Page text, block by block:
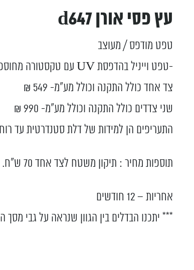
עץ פסי אורן d647
טפט מודפס / מעוצב
-טפט וייניל בהדפסת UV עם טקסטורה מחוספסת עבה ועשירה. עמיד לרטיבות בלבד.
צד אחד כולל התקנה וכולל מע”מ- 549 ₪
שני צדדים כולל התקנה וכולל מע”מ- 990 ₪
התעריפים הן למידות של דלת סטנדרטית עד רוחב 93 ס”מ ועד לגובה 203 ס”מ עם משטח ציפוי
תוספות מחיר : תיקון משטח לצד אחד 70 ש"ח. קילוף מלא צד אחד 180 ש"ח.
אחריות – 12 חודשים
*** יתכנו הבדלים בין הגוון שנראה על גבי